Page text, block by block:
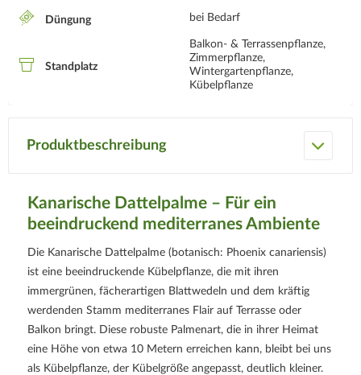
Düngung bei Bedarf
Standplatz
Balkon- & Terrassenpflanze,
Zimmerpflanze,
Wintergartenpflanze,
Kübelpflanze
Produktbeschreibung
Kanarische Dattelpalme – Für ein
beeindruckend mediterranes Ambiente
Die Kanarische Dattelpalme (botanisch: Phoenix canariensis)
ist eine beeindruckende Kübelpflanze, die mit ihren
immergrünen, fächerartigen Blattwedeln und dem kräftig
werdenden Stamm mediterranes Flair auf Terrasse oder
Balkon bringt. Diese robuste Palmenart, die in ihrer Heimat
eine Höhe von etwa 10 Metern erreichen kann, bleibt bei uns
als Kübelpflanze, der Kübelgröße angepasst, deutlich kleiner.